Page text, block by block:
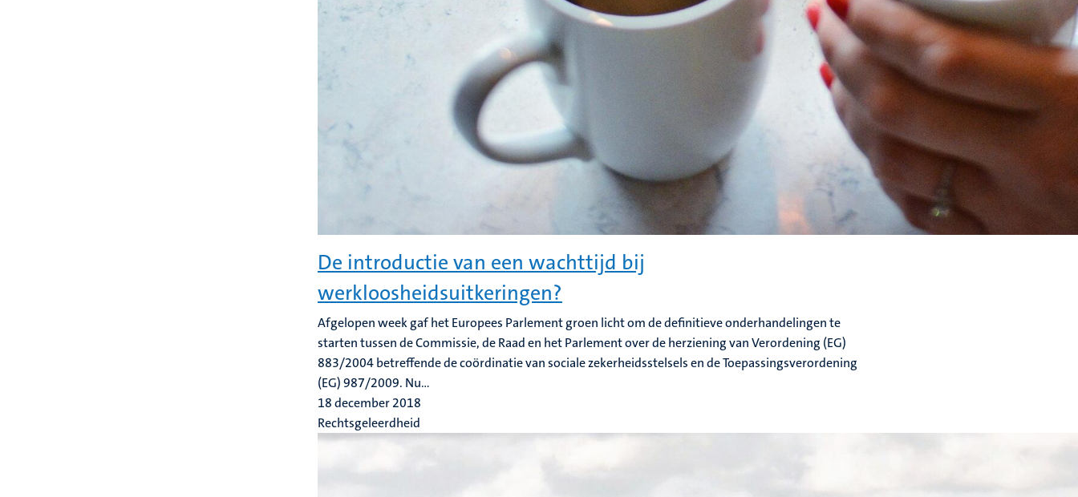
De introductie van een wachttijd bij
werkloosheidsuitkeringen?
Afgelopen week gaf het Europees Parlement groen licht om de definitieve onderhandelingen te
starten tussen de Commissie, de Raad en het Parlement over de herziening van Verordening (EG)
883/2004 betreffende de coördinatie van sociale zekerheidsstelsels en de Toepassingsverordening
(EG) 987/2009. Nu...
18 december 2018
Rechtsgeleerdheid